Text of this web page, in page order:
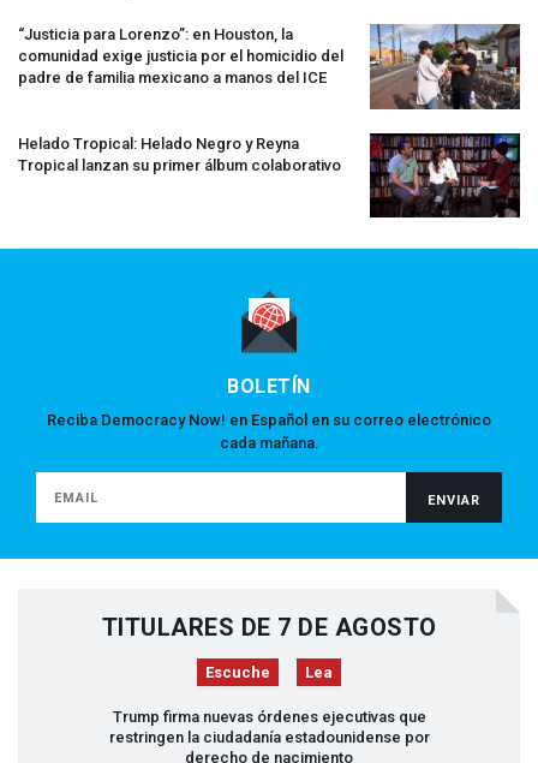
“Justicia para Lorenzo”: en Houston, la
comunidad exige justicia por el homicidio del
padre de familia mexicano a manos del ICE
Helado Tropical: Helado Negro y Reyna
Tropical lanzan su primer álbum colaborativo
BOLETÍN
Reciba Democracy Now! en Español en su correo electrónico
cada mañana.
TITULARES DE 7 DE AGOSTO
Escuche Lea
Trump firma nuevas órdenes ejecutivas que
restringen la ciudadanía estadounidense por
derecho de nacimiento